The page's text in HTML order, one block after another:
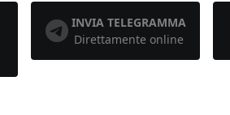
INVIA TELEGRAMMA
Direttamente online